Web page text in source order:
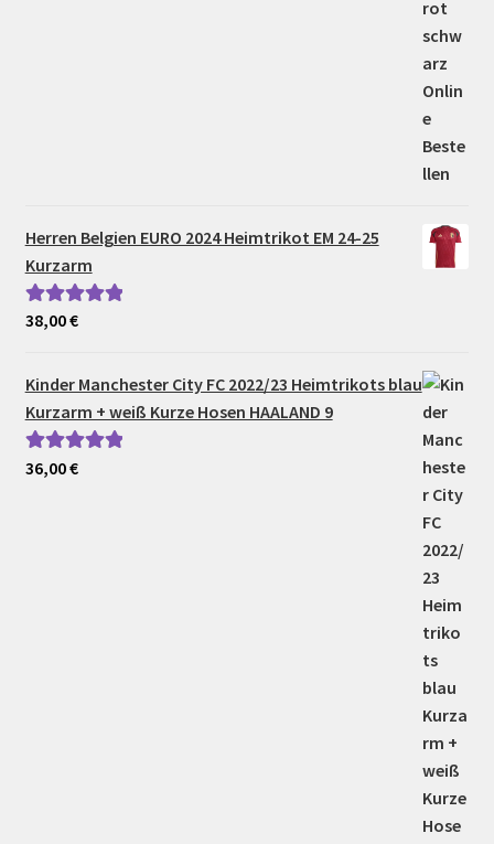
Herren Belgien EURO 2024 Heimtrikot EM 24-25
Kurzarm
Bewertet mit
38,00€
Kinder Manchester City FC 2022/23 Heimtrikots blau
Kurzarm + weiß Kurze Hosen HAALAND 9
Bewertet mit
36,00€